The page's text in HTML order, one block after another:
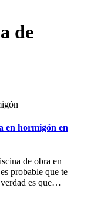
de
en hormigón en
de obra en
probable que te
verdad es que…